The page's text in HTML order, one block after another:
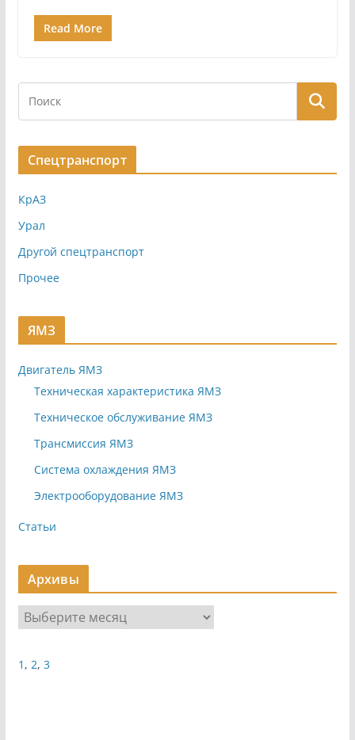
Read More
Спецтранспорт
КрАЗ
Урал
Другой спецтранспорт
Прочее
ЯМЗ
Двигатель ЯМЗ
Техническая характеристика ЯМЗ
Техническое обслуживание ЯМЗ
Трансмиссия ЯМЗ
Система охлаждения ЯМЗ
Электрооборудование ЯМЗ
Статьи
Архивы
р
и
1 , 2, 3